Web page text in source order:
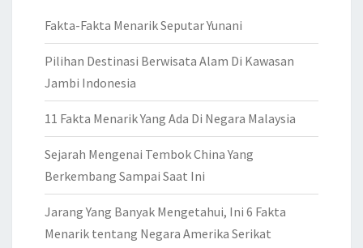
N
I
N
I
S
M
A
S
Fakta-Fakta Menarik Seputar Yunani
Pilihan Destinasi Berwisata Alam Di Kawasan
Jambi Indonesia
11 Fakta Menarik Yang Ada Di Negara Malaysia
Sejarah Mengenai Tembok China Yang
Berkembang Sampai Saat Ini
Jarang Yang Banyak Mengetahui, Ini 6 Fakta
Menarik tentang Negara Amerika Serikat